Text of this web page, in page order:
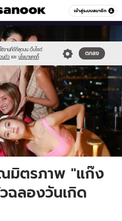
เข้าสู่ระบบสมาชิก
หมวดอื่นๆ
ช้งานที่ดีที่สุดบน เว็บไซต์
นตัว และ นโยบายคุกกี้
ตกลง
nana01.jpg
มิตรภาพ "แก๊ง
ฉลองวันเกิด